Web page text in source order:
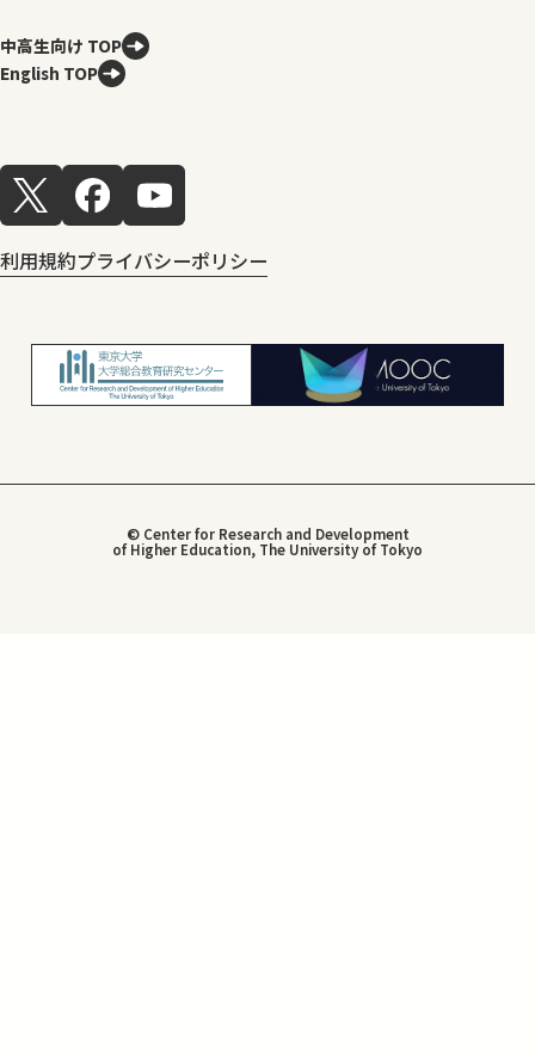
中高生向け TOP
English TOP
利用規約プライバシーポリシー
© Center for Research and Development
of Higher Education, The University of Tokyo